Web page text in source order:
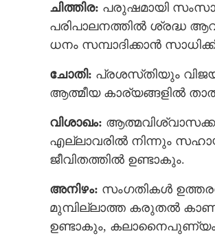
ചിത്തിര: പരുഷമായി
പരിപാലനത്തില്‍ ശ്രദ്ധ
ധനം സമ്പാദിക്കാൻ
ചോതി: പ്രശസ്‌തിയും
ആത്മീയ കാര്യങ്ങളില്‍
വിശാഖം:
എല്ലാവരില്‍ നിന്നും
ജീവിതത്തില്‍ ഉണ്ടാകും.
അനിഴം: സംഗതികള്‍
മുമ്പില്ലാത്ത കരുതല്‍
ഉണ്ടാകും, കലാനൈപുണ്യം,